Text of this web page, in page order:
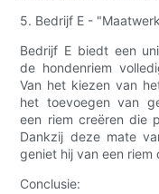
5. Bedrijf E -
Bedrijf E biedt een
de hondenriem
Van het kiezen van
het toevoegen van
een riem creëren die
Dankzij deze mate
geniet hij van een riem
Conclusie: